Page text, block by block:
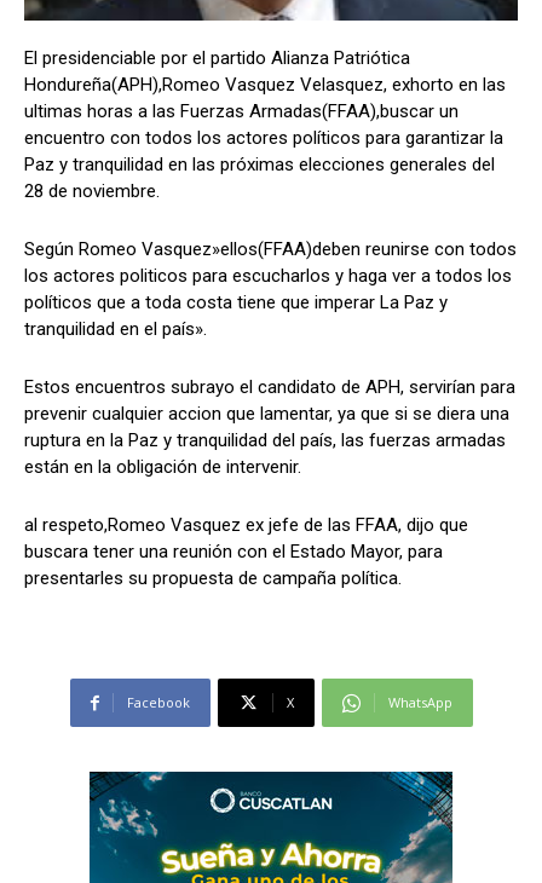
Comparta
Facebook WhatsApp
Síganos
Comparta
Facebook WhatsApp
Síganos
El presidenciable por el partido Alianza Patriótica
Hondureña(APH),Romeo Vasquez Velasquez, exhorto en las
ultimas horas a las Fuerzas Armadas(FFAA),buscar un
encuentro con todos los actores políticos para garantizar la
Paz y tranquilidad en las próximas elecciones generales del
28 de noviembre.
Según Romeo Vasquez»ellos(FFAA)deben reunirse con todos
los actores politicos para escucharlos y haga ver a todos los
políticos que a toda costa tiene que imperar La Paz y
tranquilidad en el país».
Estos encuentros subrayo el candidato de APH, servirían para
prevenir cualquier accion que lamentar, ya que si se diera una
ruptura en la Paz y tranquilidad del país, las fuerzas armadas
están en la obligación de intervenir.
al respeto,Romeo Vasquez ex jefe de las FFAA, dijo que
buscara tener una reunión con el Estado Mayor, para
presentarles su propuesta de campaña política.
Facebook X WhatsApp